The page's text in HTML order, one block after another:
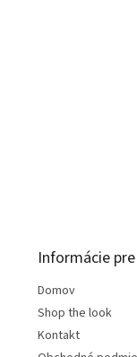
Informácie
Domov
Shop the look
Kontakt